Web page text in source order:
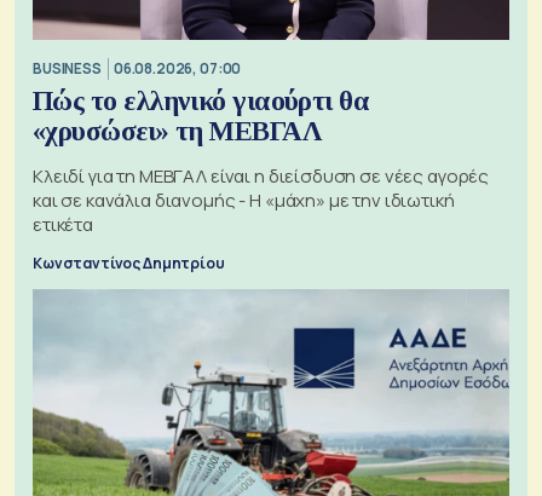
BUSINESS 06.08.2026, 07:00
Πώς το ελληνικό γιαούρτι θα
«χρυσώσει» τη ΜΕΒΓΑΛ
Κλειδί για τη ΜΕΒΓΑΛ είναι η διείσδυση σε νέες αγορές
και σε κανάλια διανομής - Η «μάχη» με την ιδιωτική
ετικέτα
Κωνσταντίνος Δημητρίου